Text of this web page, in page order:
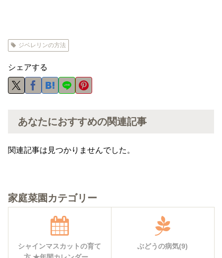
ジベレリンの方法
シェアする
あなたにおすすめの関連記事
関連記事は見つかりませんでした。
家庭菜園カテゴリー
シャインマスカットの育て
ぶどうの病気(9)